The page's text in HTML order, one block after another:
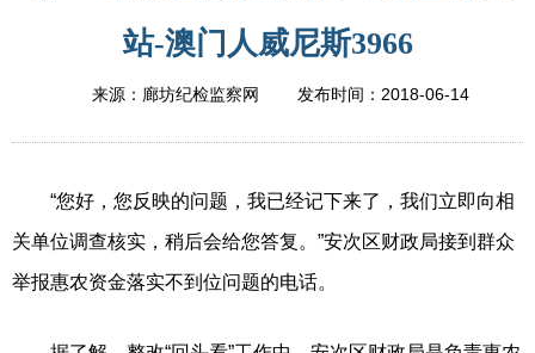
站-澳门人威尼斯3966
来源：廊坊纪检监察网 发布时间： 2018-06-14
“您好，您反映的问题，我已经记下来了，我们立即向相
关单位调查核实，稍后会给您答复。”安次区财政局接到群众
举报惠农资金落实不到位问题的电话。